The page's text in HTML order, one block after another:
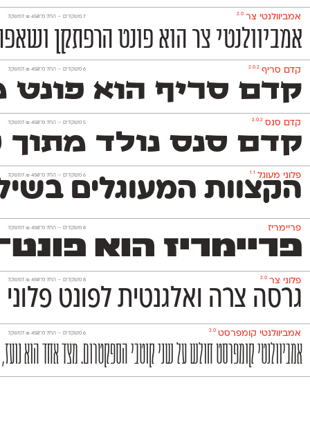
אמביוולנטי צר 2.0 ‫7 משקלים — החל מ־ 450
₪למשקל
אמביוולנטי צר הוא פונט הרפתקן
קדם סריף 2.0.2 ‫6 משקלים — החל מ־ 450
₪למשקל
קדם סריף הוא פונט
קדם סנס 2.0.2 ‫5 משקלים — החל מ־450
₪למשקל
קדם סנס נולד
פלוני מעוגל 1.1 ‫6 משקלים — החל מ־450
₪למשקל
הקצוות המעוגלים
פריימריז ‫8 משקלים — החל מ־450
₪למשקל
פריימריז הוא
פלוני צר 2.0 ‫8 משקלים — החל מ־ 450
₪למשקל
גרסה צרה ואלגנטית לפונט
אמביוולנטי קומפרסט 2.0 ‫6 משקלים — החל מ־450
₪למשקל
אמביוולנטי קומפרסט חולש על שני קוטבי הספקטרום. מצד אחד הוא